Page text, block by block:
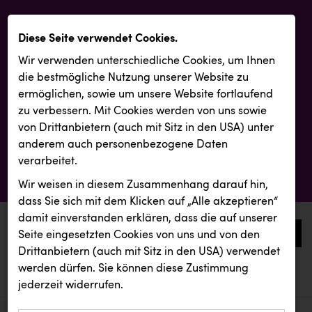
0
aktuelle aussendungen
aktuelle aussendungen
Diese Seite verwendet Cookies.
Wir verwenden unterschiedliche Cookies, um Ihnen
die best­mögliche Nutzung unserer Website zu
ermöglichen, sowie um unsere Website fortlaufend
zu verbessern. Mit Cookies werden von uns sowie
von Drittanbietern (auch mit Sitz in den USA) unter
anderem auch personenbezogene Daten
verarbeitet.
Wir weisen in diesem Zusammenhang darauf hin,
dass Sie sich mit dem Klicken auf „Alle akzeptieren“
damit ein­ver­standen erklären, dass die auf unserer
Seite eingesetzten Cookies von uns und von den
Drittanbietern (auch mit Sitz in den USA) verwendet
werden dürfen. Sie können diese Zustimmung
jederzeit widerrufen.